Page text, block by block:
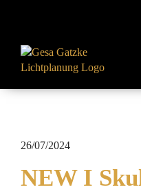
26/07/2024
NEW I